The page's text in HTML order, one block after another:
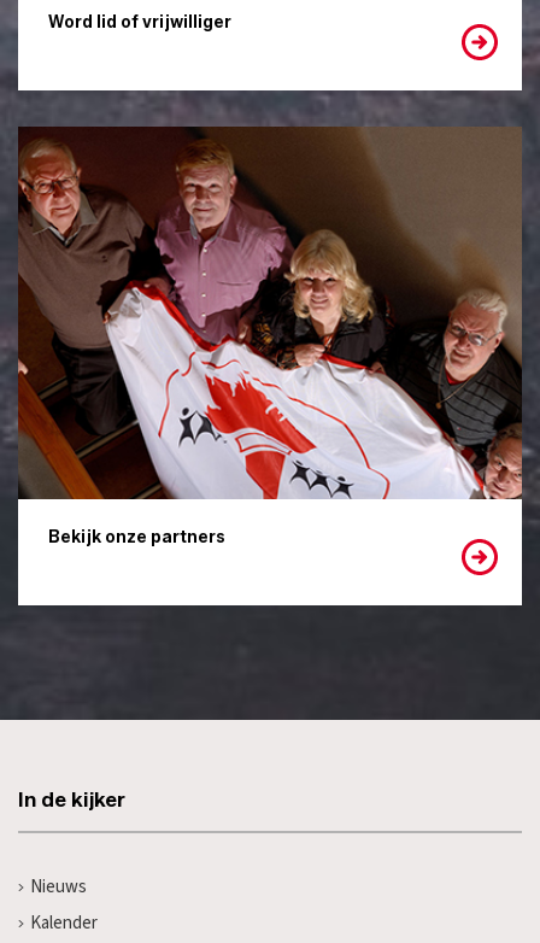
Word lid of vrijwilliger
Bekijk onze partners
In de kijker
Nieuws
Kalender